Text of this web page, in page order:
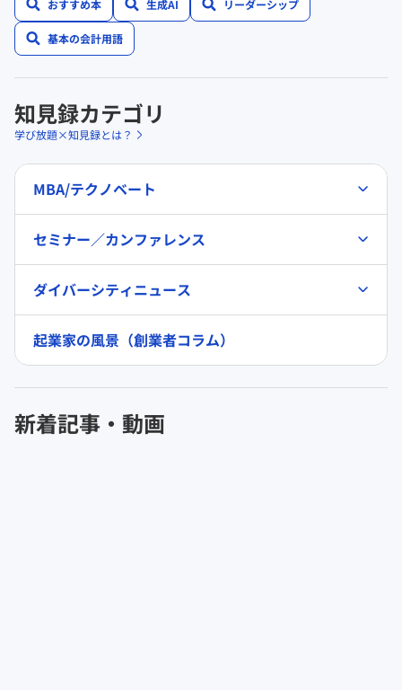
おすすめ本 生成AI リーダーシップ
基本の会計用語
知見録カテゴリ
学び放題×知見録とは？
MBA/テクノベート
セミナー／カンファレンス
ダイバーシティニュース
起業家の風景（創業者コラム）
新着記事・動画